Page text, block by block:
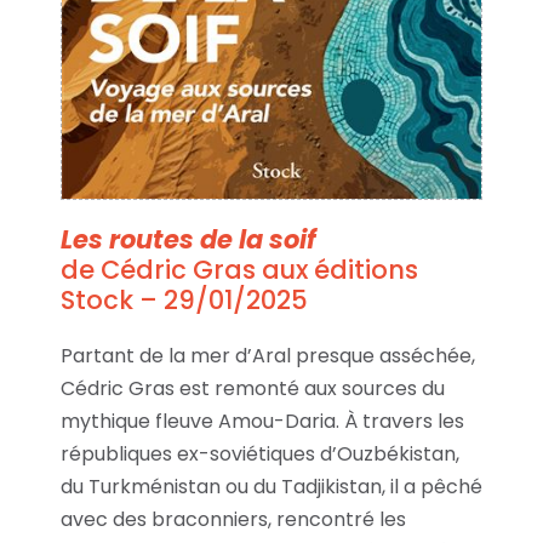
Les routes de la soif
de Cédric Gras aux éditions
Stock – 29/01/2025
Partant de la mer d’Aral presque asséchée,
Cédric Gras est remonté aux sources du
mythique fleuve Amou-Daria. À travers les
républiques ex-soviétiques d’Ouzbékistan,
du Turkménistan ou du Tadjikistan, il a pêché
avec des braconniers, rencontré les